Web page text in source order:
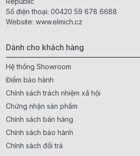
Số điện thoại: 00420 59 678 6688
Website: www.elmich.cz
Dành cho khách hàng
Hệ thống Showroom
Điểm bảo hành
Chính sách trách nhiệm xã hội
Chứng nhận sản phẩm
Chính sách bán hàng
Chính sách bảo hành
Chính sách đổi trả